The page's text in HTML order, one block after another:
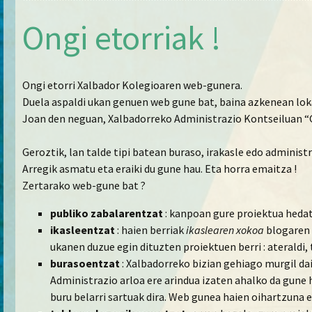
Ongi etorriak !
Ongi etorri Xalbador Kolegioaren web-gunera.
Duela aspaldi ukan genuen web gune bat, baina azkenean
Joan den neguan, Xalbadorreko Administrazio Kontseiluan
Geroztik, lan talde tipi batean buraso, irakasle edo
Arregik asmatu eta eraiki du gune hau. Eta horra emaitza !
Zertarako web-gune bat ?
publiko zabalarentzat: kanpoan gure proiektua
ikasleentzat: haien berriakikaslearen xokoa blogaren
ukanen duzue egin dituzten proiektuen berri :
burasoentzat: Xalbadorreko bizian gehiago murgil
Administrazio arloa ere arindua izaten ahalko da
buru belarri sartuak dira. Web gunea haien oihartzuna